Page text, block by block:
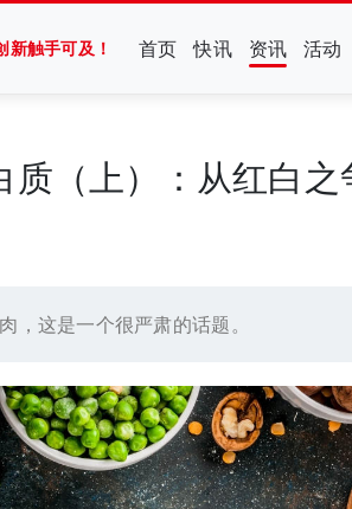
新触手可及！ 首页 快讯 资讯 活动
（上）：从红白之
，这是一个很严肃的话题。